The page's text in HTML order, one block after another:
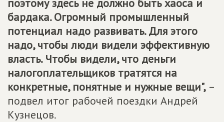
поэтому здесь не должно быть хаоса и
бардака. Огромный промышленный
потенциал надо развивать. Для этого
надо, чтобы люди видели эффективную
власть. Чтобы видели, что деньги
налогоплательщиков тратятся на
конкретные, понятные и нужные вещи", –
подвел итог рабочей поездки Андрей
Кузнецов.